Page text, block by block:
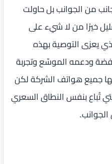
من الجوانب بل حاولت
خيرًا من لا شيء على
يعزى التوصية بهذه
ودعمه الموسّع وتجربة
بها جميع هواتف الشركة لكن
تُباع بنفس النطاق السعري